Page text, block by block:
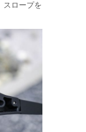
スロープを